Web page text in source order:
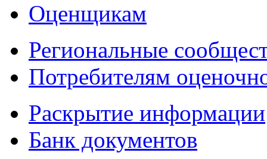
Оценщикам
Региональные
Потребителям
Раскрытие информации
Банк документов